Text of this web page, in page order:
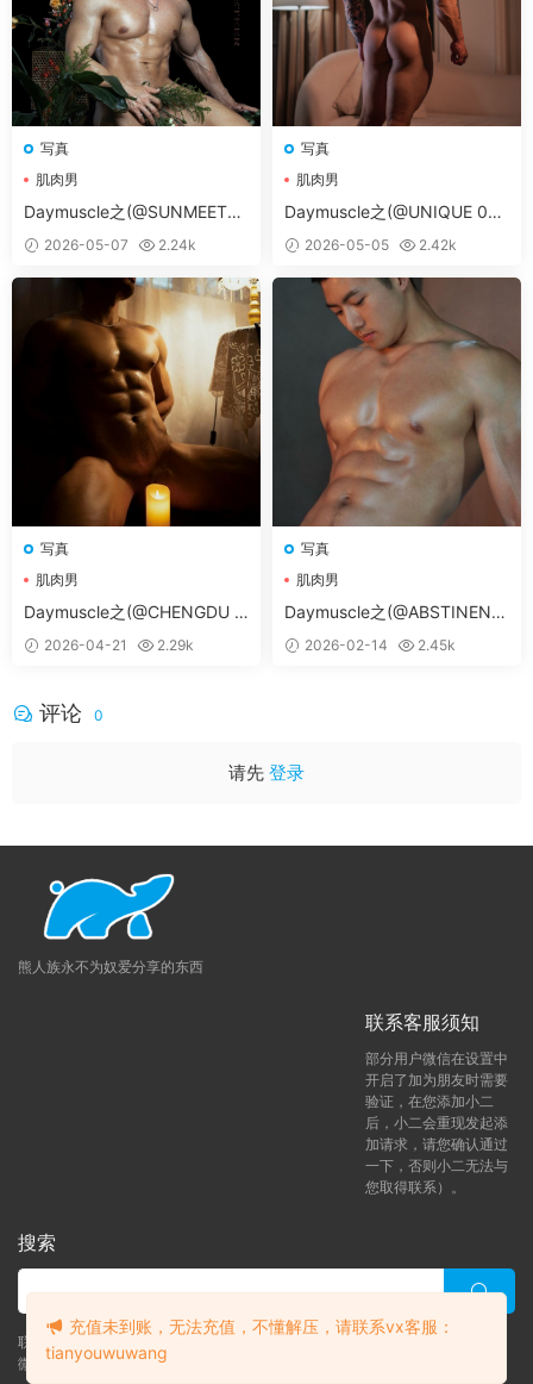
常见问题解决方案
本网站为一次付费全站免费模式。
♥无法获取邮箱验证码：如修改密码时无法收到邮箱
信息，请手动登陆您的邮箱后刷新一下，或者联系
信客服（tianyouwuwang）
后台帮您修改。
如需求片请跳转论坛
留言，如碰到问题请转论
坛问题反馈区留言。
付费后未获得卡号卡密： 付款后稍几秒，不要关闭页
面，或者到付款页顶上「订单查询」进行查询。
会员与密码获取教程
不知如何使用密码和如何获取
会员账号可查看本教程
（会员获取教程）如果打开后
视频显示失败，刷新下页面即可。
本网站大部分文件均采用分卷压缩，下
载时，请务必全部下载下来后解压第一个压缩包即
可，文件下载后务必阅读「点击下载」下方的文字。
并且我使用的是WinRAR
可以尝试使用MacZip解压软件。
下载后提示解压失败
能，如依然无法解压请重新下载。
解压后视频无法播放：部分视频使用H256格式压
缩，请下载支持H256格式播放器
以用来方便的处理下载下来的文件（软件工具）
如果有疑问可联系微信客服：tianyouwuwang
提供了方法和工具，
https://bearfauna.com/geleiyouyongdegongjurua
写真
肌肉男
Daymuscle之(@SUNMEETER
01）2026-05-07 2.24k
写真
肌肉男
Daymuscle之(@UNIQUE 05
PART 03）
2026-05-05 2.42k
写真
肌肉男
Daymuscle之(@CHENGDU M
EMORIES)
2026-04-21 2.29k
写真
肌肉男
Daymuscle之(@ABSTINENC
E 08 PART 04)
2026-02-14 2.45k
评论 0
请先 登录
熊人族永不为奴爱分享的东西
联系客服须知
部分用户微信在设置中
开启了加为朋友时需要
验证，在您添加小二
后，小二会重现发起添
加请求，请您确认通过
一下，否则小二无法与
您取得联系）。
搜索
联系客服 (添加后告诉客服-来自熊人族咨询问题)
微信客服（tianyouwuwang）
充值未到账，无法充值，不懂解压，请联系vx客服：
tianyouwuwang